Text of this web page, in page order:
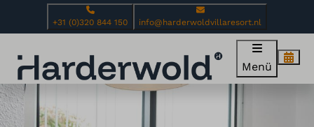
+31 (0)320 844 150 info@harderwoldvillaresort.nl
Menü